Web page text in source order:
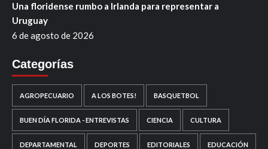
Una floridense rumbo a Irlanda para representar a
Uruguay
6 de agosto de 2026
Categorías
AGROPECUARIO A LOS BOTES! BASQUETBOL
BUEN DÍA FLORIDA - ENTREVISTAS CIENCIA CULTURA
DEPARTAMENTAL DEPORTES EDITORIALES EDUCACIÓN